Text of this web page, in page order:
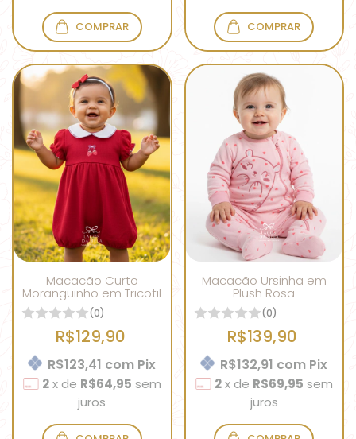
COMPRAR COMPRAR
Macacão Curto
Moranguinho em Tricotil
(0)
R$129,90
R$123,41 com Pix
2 x de R$64,95 sem
juros
Macacão Ursinha em
Plush Rosa
(0)
R$139,90
R$132,91 com Pix
2 x de R$69,95 sem
juros